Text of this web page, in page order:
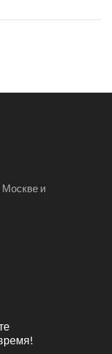
Москве и